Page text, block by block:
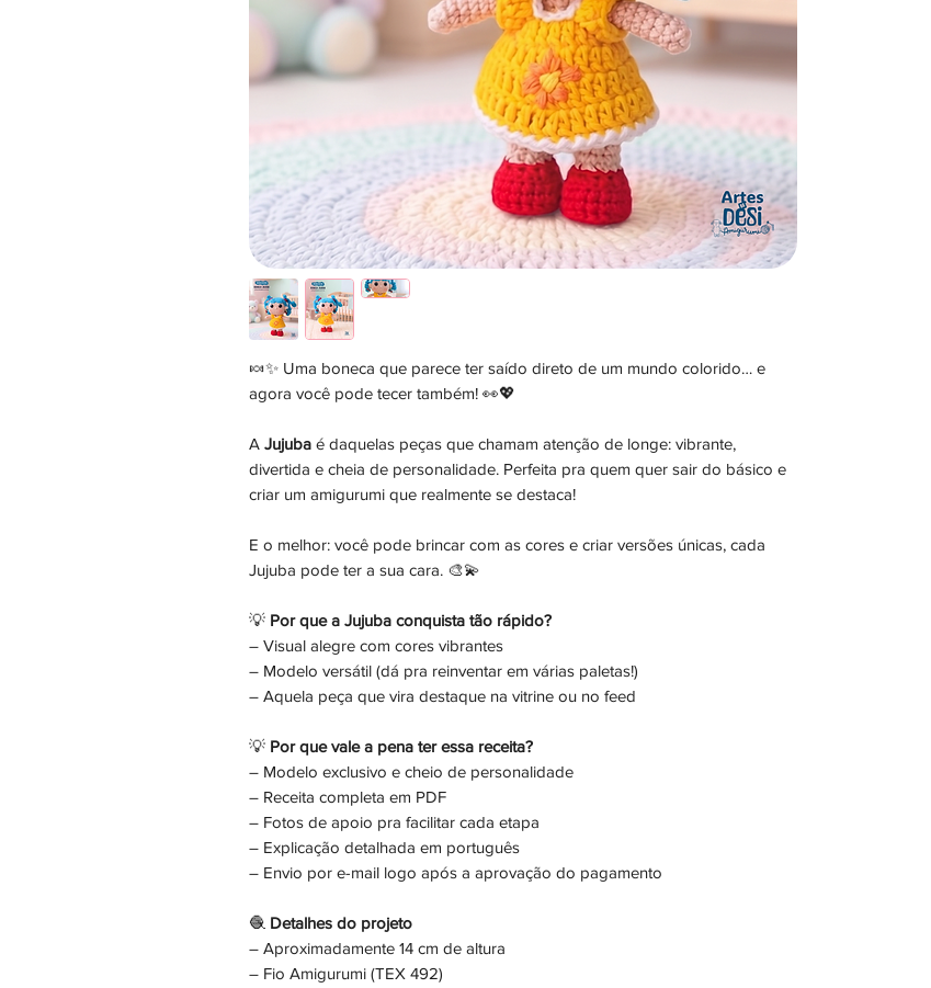
🍬✨ Uma boneca que parece ter saído direto de um mundo colorido… e
agora você pode tecer também! 👀💖
A Jujuba é daquelas peças que chamam atenção de longe: vibrante,
divertida e cheia de personalidade. Perfeita pra quem quer sair do básico e
criar um amigurumi que realmente se destaca!
E o melhor: você pode brincar com as cores e criar versões únicas, cada
Jujuba pode ter a sua cara. 🎨💫
💡 Por que a Jujuba conquista tão rápido?
– Visual alegre com cores vibrantes
– Modelo versátil (dá pra reinventar em várias paletas!)
– Aquela peça que vira destaque na vitrine ou no feed
💡 Por que vale a pena ter essa receita?
– Modelo exclusivo e cheio de personalidade
– Receita completa em PDF
– Fotos de apoio pra facilitar cada etapa
– Explicação detalhada em português
– Envio por e-mail logo após a aprovação do pagamento
🧶 Detalhes do projeto
– Aproximadamente 14 cm de altura
– Fio Amigurumi (TEX 492)